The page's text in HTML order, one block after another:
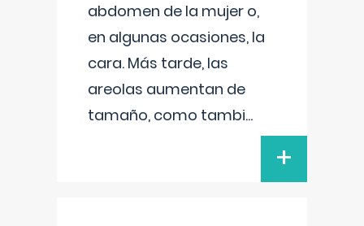
abdomen de la mujer o,
en algunas ocasiones, la
cara. Más tarde, las
areolas aumentan de
tamaño, como tambi...
+